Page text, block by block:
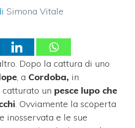
Simona Vitale
Dopo la cattura di uno
, a Cordoba, in
catturato un pesce lupo che
. Ovviamente la scoperta
inosservata e le sue